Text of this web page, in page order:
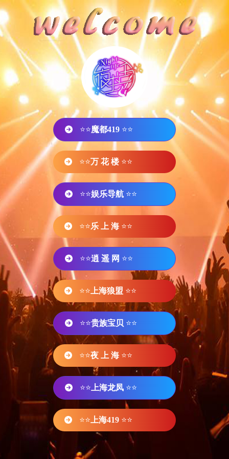
⭐⭐魔都419 ⭐⭐
⭐⭐万 花 楼 ⭐⭐
⭐⭐娱乐导航 ⭐⭐
⭐⭐乐 上 海 ⭐⭐
⭐⭐逍 遥 网 ⭐⭐
⭐⭐ 上海狼盟 ⭐⭐
⭐⭐贵族宝贝 ⭐⭐
⭐⭐夜 上 海 ⭐⭐
⭐⭐ 上海龙凤 ⭐⭐
⭐⭐ 上海419 ⭐⭐